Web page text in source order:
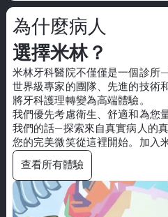
為什麼病人
選擇米林？
米林牙科醫院不僅僅是一個診所
世界級專家的團隊、先進的技術
將牙科護理轉變為高端體驗。
我們優先考慮衛生、舒適和為您
我們的話—探索來自真實病人的真
您的完美微笑從這裡開始。加入
查看所有體驗